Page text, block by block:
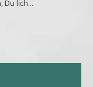
Du lịch...